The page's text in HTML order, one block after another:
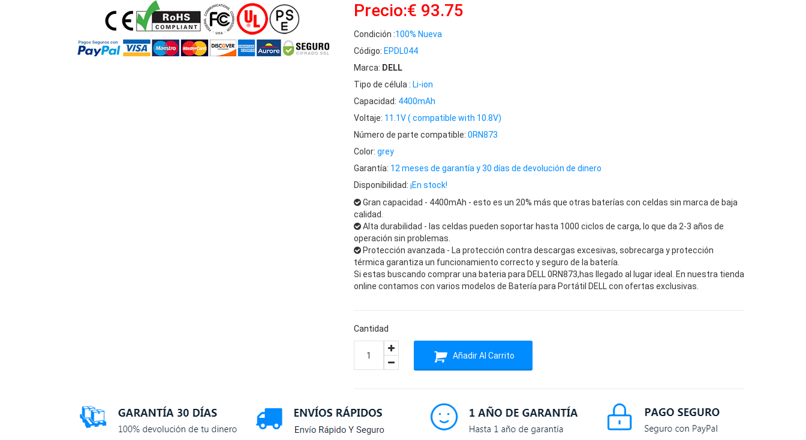
Precio:€ 93.75
Condición :100% Nueva
Código: EPDL044
Marca: DELL
Tipo de célula : Li-ion
Capacidad: 4400mAh
Voltaje: 11.1V ( compatible with 10.8V)
Número de parte compatible: 0RN873
Color: grey
Garantía: 12 meses de garantía y 30 días de devolución de dinero
Disponibilidad: ¡En stock!
Gran capacidad - 4400mAh - esto es un 20% más que otras baterías con celdas sin marca de baja
calidad.
Alta durabilidad - las celdas pueden soportar hasta 1000 ciclos de carga, lo que da 2-3 años de
operación sin problemas.
Protección avanzada - La protección contra descargas excesivas, sobrecarga y protección
térmica garantiza un funcionamiento correcto y seguro de la batería.
Si estas buscando comprar una bateria para DELL 0RN873,has llegado al lugar ideal. En nuestra tienda
online contamos con varios modelos de Batería para Portátil DELL con ofertas exclusivas.
Cantidad
Añadir Al Carrito